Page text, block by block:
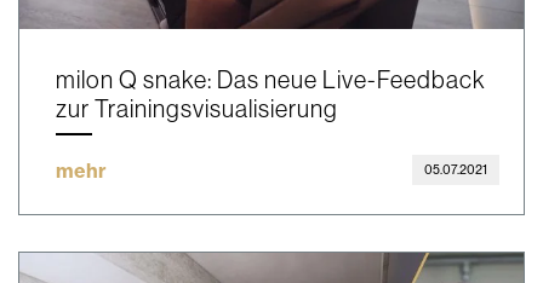
milon Q snake: Das neue Live-Feedback
zur Trainingsvisualisierung
mehr 05.07.2021